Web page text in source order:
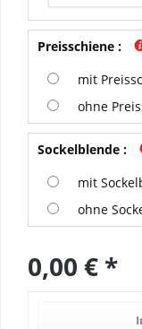
Preisschiene :
mit
ohne
Sockelblende :
mit
ohne
0,00 € *